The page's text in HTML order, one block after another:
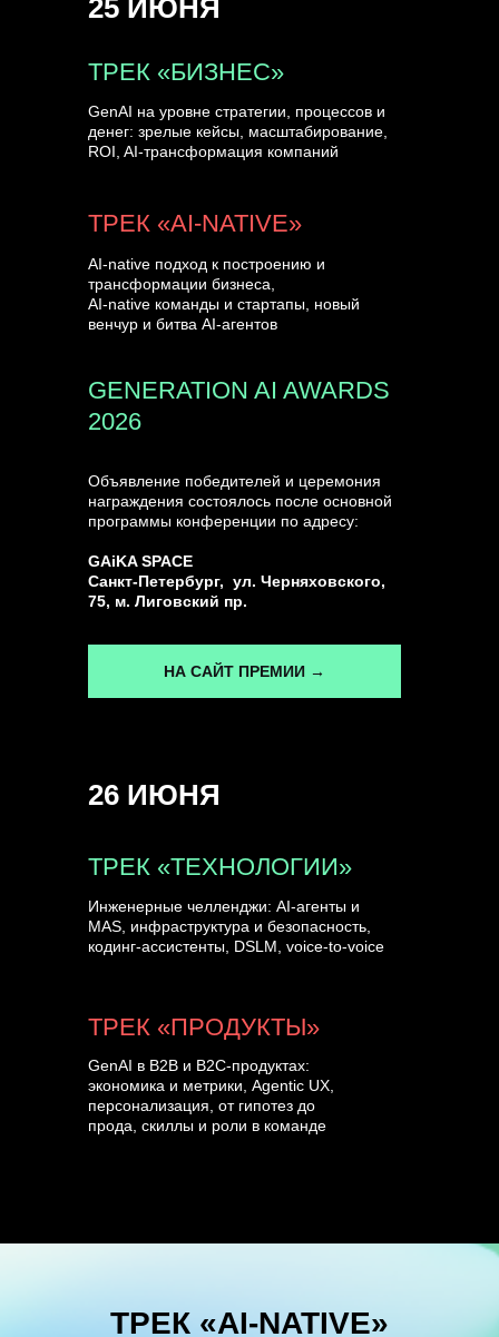
Объявление победителей и церемония
награждения состоялось после основной
программы конференции по адресу:
GAiKA SPACE
Санкт-Петербург, ул. Черняховского,
75, м. Лиговский пр.
ТРЕК «БИЗНЕС»
GENERATION AI AWARDS
2026
GenAI на уровне стратегии, процессов и
денег: зрелые кейсы, масштабирование,
ROI, AI-трансформация компаний
AI-native подход к построению и
трансформации бизнеса,
AI-native команды и стартапы, новый
венчур и битва AI-агентов
ТРЕК «AI-NATIVE»
25 ИЮНЯ
26 ИЮНЯ
ТРЕК «ПРОДУКТЫ»
GenAI в B2B и B2C-продуктах:
экономика и метрики, Agentic UX,
персонализация, от гипотез до
прода, скиллы и роли в команде
Инженерные челленджи: AI-агенты и
MAS, инфраструктура и безопасность,
кодинг-ассистенты, DSLM, voice-to-voice
ТРЕК «ТЕХНОЛОГИИ»
НА САЙТ ПРЕМИИ →
УЗНАТЬ БОЛЬШЕ
ГЕНЕРАЛЬНЫЙ ИНФОПАРТНЕР
CONVERSATIONS